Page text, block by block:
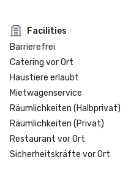
Facilities
Barrierefrei
Catering vor Ort
Haustiere erlaubt
Mietwagenservice
Räumlichkeiten (Halbprivat)
Räumlichkeiten (Privat)
Restaurant vor Ort
Sicherheitskräfte vor Ort